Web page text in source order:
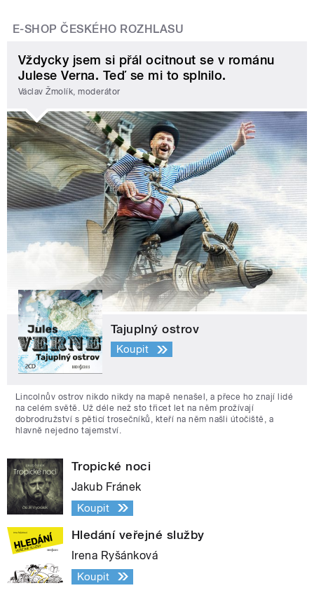
E-SHOP ČESKÉHO ROZHLASU
Vždycky jsem si přál ocitnout se v románu
Julese Verna. Teď se mi to splnilo.
Václav Žmolík, moderátor
Tajuplný ostrov
Koupit
Lincolnův ostrov nikdo nikdy na mapě nenašel, a přece ho znají lidé
na celém světě. Už déle než sto třicet let na něm prožívají
dobrodružství s pěticí trosečníků, kteří na něm našli útočiště, a
hlavně nejedno tajemství.
Tropické noci
Jakub Fránek
Koupit
Hledání veřejné služby
Irena Ryšánková
Koupit